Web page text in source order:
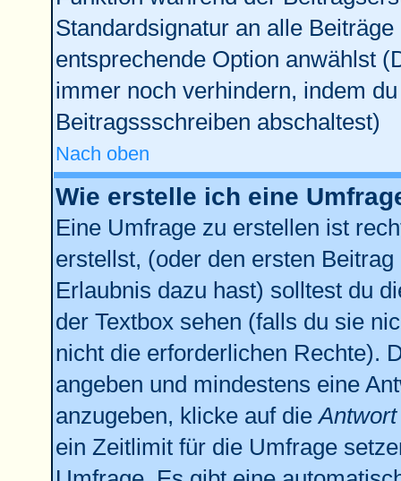
Standardsignatur an alle
entsprechende Option anwählst
immer noch verhindern, indem
Beitragssschreiben abschaltest)
Nach oben
Wie erstelle ich eine
Eine Umfrage zu erstellen ist
erstellst, (oder den ersten
Erlaubnis dazu hast) solltest du
der Textbox sehen (falls du sie
nicht die erforderlichen Rechte).
angeben und mindestens eine
anzugeben, klicke auf die
ein Zeitlimit für die Umfrage